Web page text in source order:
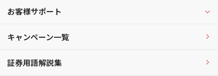
お客様サポート
キャンペーン一覧
証券用語解説集